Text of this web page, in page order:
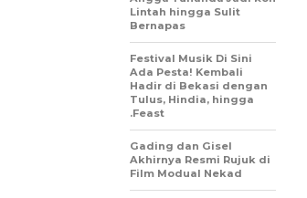
Lintah hingga Sulit
Bernapas
Festival Musik Di Sini
Ada Pesta! Kembali
Hadir di Bekasi dengan
Tulus, Hindia, hingga
.Feast
Gading dan Gisel
Akhirnya Resmi Rujuk di
Film Modual Nekad